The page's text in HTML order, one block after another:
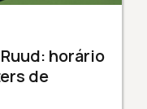
horário
de